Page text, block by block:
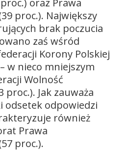
oraz Prawa
proc.). Największy
brak poczucia
zaś wśród
Korony Polskiej
w nieco mniejszym
Wolność
proc.). Jak zauważa
odsetek odpowiedzi
również
Prawa
proc.).